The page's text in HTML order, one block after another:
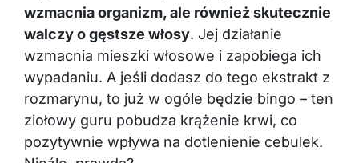
wzmacnia organizm, ale również skutecznie
walczy o gęstsze włosy. Jej działanie
wzmacnia mieszki włosowe i zapobiega ich
wypadaniu. A jeśli dodasz do tego ekstrakt z
rozmarynu, to już w ogóle będzie bingo – ten
ziołowy guru pobudza krążenie krwi, co
pozytywnie wpływa na dotlenienie cebulek.